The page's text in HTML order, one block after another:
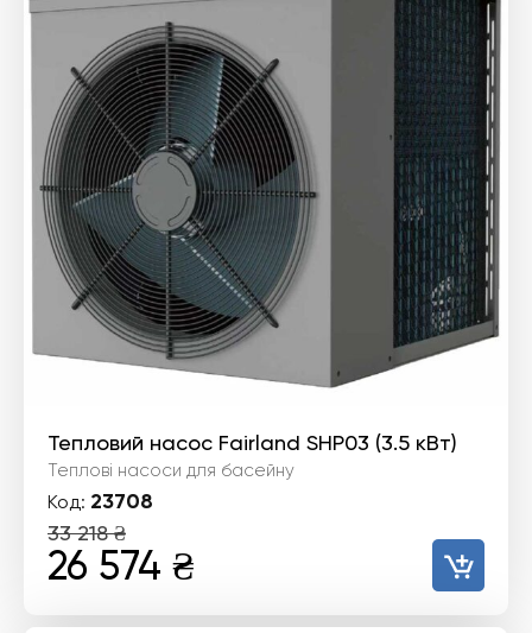
Тепловий насос Fairland SHP03 (3.5 кВт)
Теплові насоси для басейну
Код: 23708
33 218₴
Оригінальна
ціна:
26 574 ₴
ціна: